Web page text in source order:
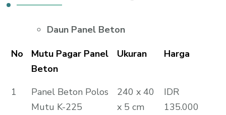
Daun Panel Beton
No
Mutu Pagar Panel
Beton
Ukuran Harga
1
Panel Beton Polos
Mutu K-225
240 x 40
x 5 cm
IDR
135.000